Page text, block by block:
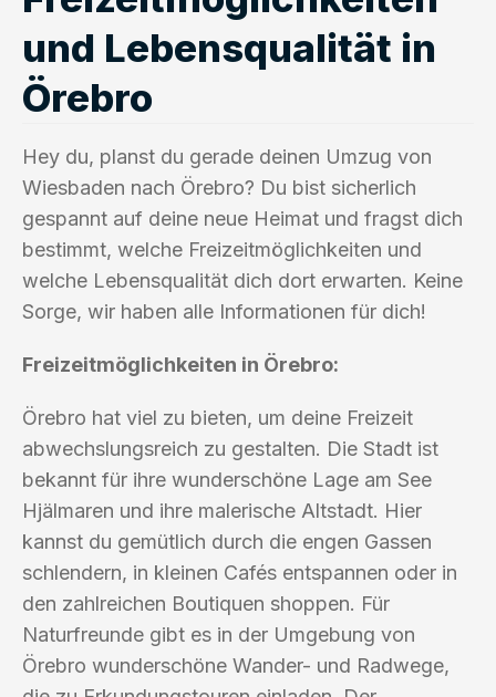
und Lebensqualität in
Örebro
Hey du, planst du gerade deinen Umzug von
Wiesbaden nach Örebro? Du bist sicherlich
gespannt auf deine neue Heimat und fragst dich
bestimmt, welche Freizeitmöglichkeiten und
welche Lebensqualität dich dort erwarten. Keine
Sorge, wir haben alle Informationen für dich!
Freizeitmöglichkeiten in Örebro:
Örebro hat viel zu bieten, um deine Freizeit
abwechslungsreich zu gestalten. Die Stadt ist
bekannt für ihre wunderschöne Lage am See
Hjälmaren und ihre malerische Altstadt. Hier
kannst du gemütlich durch die engen Gassen
schlendern, in kleinen Cafés entspannen oder in
den zahlreichen Boutiquen shoppen. Für
Naturfreunde gibt es in der Umgebung von
Örebro wunderschöne Wander- und Radwege,